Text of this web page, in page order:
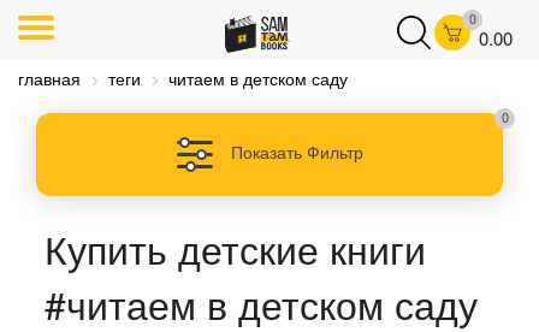
0
0.00
главная теги читаем в детском саду
Показать Фильтр
0
Купить детские книги
#читаем в детском саду